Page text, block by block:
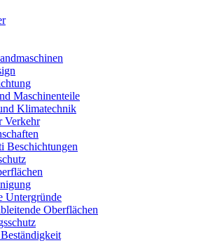
Maschinenteile
Klimatechnik
Verkehr
Beschichtungen
Untergründe
Oberflächen